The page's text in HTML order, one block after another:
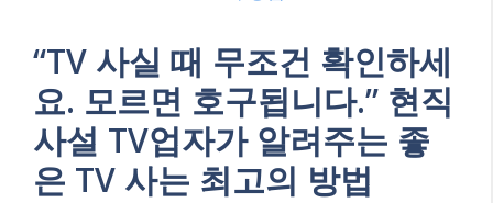
“TV 사실 때 무조건 확인하세
요. 모르면 호구됩니다.” 현직
사설 TV업자가 알려주는 좋
은 TV 사는 최고의 방법